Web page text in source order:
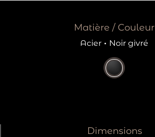
Matière / Couleur
Acier · Noir givré
Dimensions